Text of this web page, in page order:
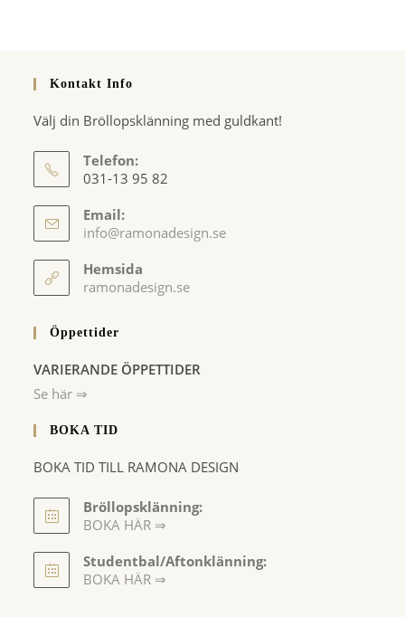
Kontakt Info
Välj din Bröllopsklänning med guldkant!
Telefon:
031-13 95 82
Email:
info@ramonadesign.seOpens
Hemsida
ramonadesign.se
Öppettider
VARIERANDE ÖPPETTIDER
Se här ⇒
BOKA TID
BOKA TID TILL RAMONA DESIGN
Bröllopsklänning:
BOKA HÄR ⇒
in
a
Studentbal/Aftonklänning:
BOKA HÄR ⇒